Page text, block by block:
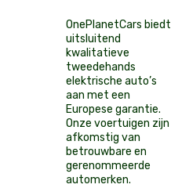
OnePlanetCars biedt
uitsluitend
kwalitatieve
tweedehands
elektrische auto’s
aan met een
Europese garantie.
Onze voertuigen zijn
afkomstig van
betrouwbare en
gerenommeerde
automerken.